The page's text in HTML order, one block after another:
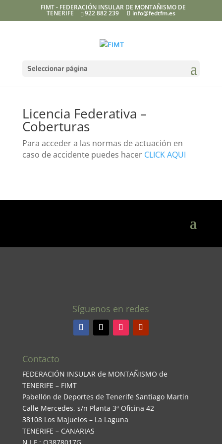
FIMT - FEDERACIÓN INSULAR DE MONTAÑISMO DE
TENERIFE 922 882 239 info@fedtfm.es
Seleccionar página
Licencia Federativa –
Coberturas
Para acceder a las normas de actuación en
caso de accidente puedes hacer CLICK AQUI
Síguenos en redes
Contacto
FEDERACIÓN INSULAR de MONTAÑISMO de
TENERIFE – FIMT
Pabellón de Deportes de Tenerife Santiago Martin
Calle Mercedes, s/n Planta 3ª Oficina 42
38108 Los Majuelos – La Laguna
TENERIFE – CANARIAS